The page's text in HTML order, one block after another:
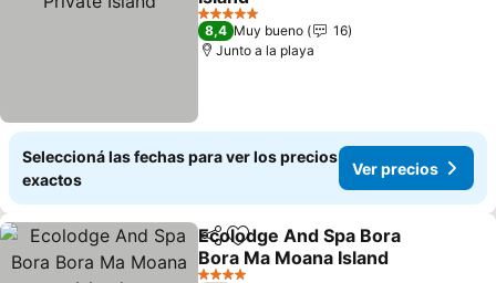
5 Estrellas
8,4 Muy bueno
16
Junto a la playa
Seleccioná las fechas para ver los precios
exactos
Ver precios
CompartirAñadir a favoritos
Ecolodge And Spa Bora
Bora Ma Moana Island